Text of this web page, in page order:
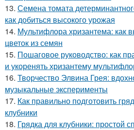
13. Семена томата
как добиться высокого урожая
14. Мультифлора хризантема: как
цветок из семян
15. Пошаговое руководство: как
и укоренять хризантему
16. Творчество Элвина Грея:
музыкальные эксперименты
17. Как правильно подготовить
клубники
18. Грядка для клубники: простой